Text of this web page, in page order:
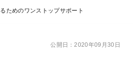
ためのワンストップサポート
公開日：2020年09月30日